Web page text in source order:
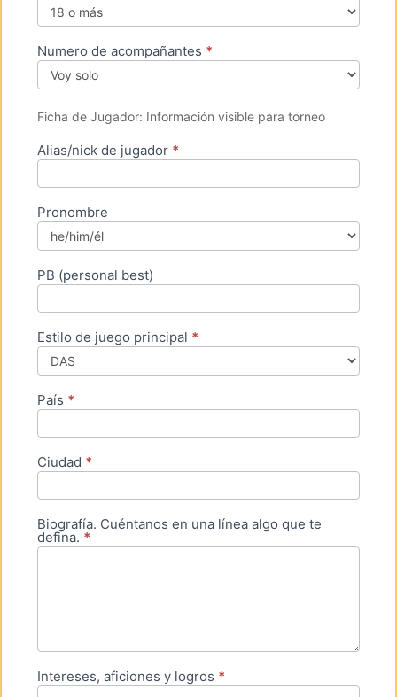
Numero de acompañantes *
Ficha de Jugador: Información visible para torneo
Alias/nick de jugador *
Pronombre
PB (personal best)
Estilo de juego principal *
País *
Ciudad *
Biografía. Cuéntanos en una línea algo que te
defina. *
Intereses, aficiones y logros *